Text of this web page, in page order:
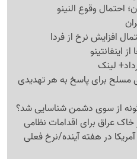
احتمال وقوع النینو
افزایش نرخ از فردا
اینفانتینو
مسلح برای پاسخ به هر تهدیدی
از سوی دشمن شناسایی شد؟
خاک عراق برای اقدامات نظامی
در هفته آینده/نرخ فعلی